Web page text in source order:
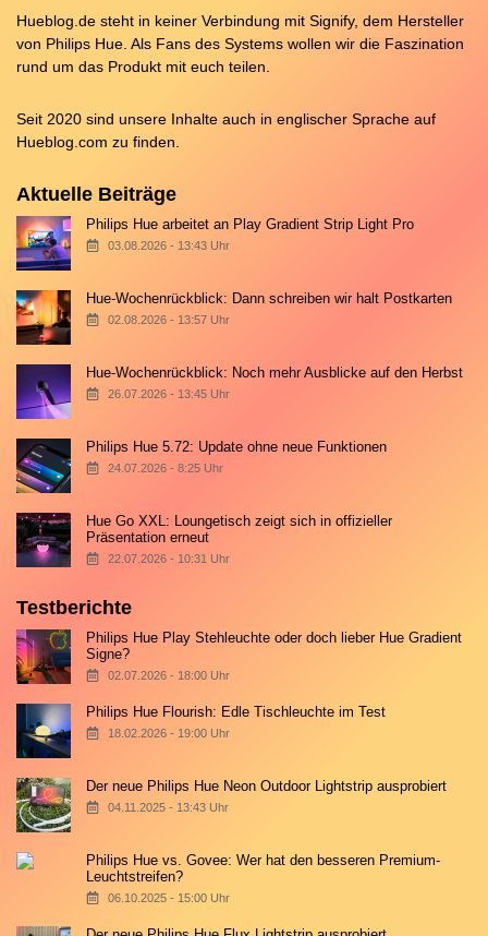
Hueblog.de steht in keiner Verbindung mit Signify, dem Hersteller
von Philips Hue. Als Fans des Systems wollen wir die Faszination
rund um das Produkt mit euch teilen.
Seit 2020 sind unsere Inhalte auch in englischer Sprache auf
Hueblog.com zu finden.
Aktuelle Beiträge
Philips Hue arbeitet an Play Gradient Strip Light Pro
03.08.2026 - 13:43 Uhr
Hue-Wochenrückblick: Dann schreiben wir halt Postkarten
02.08.2026 - 13:57 Uhr
Hue-Wochenrückblick: Noch mehr Ausblicke auf den Herbst
26.07.2026 - 13:45 Uhr
Philips Hue 5.72: Update ohne neue Funktionen
24.07.2026 - 8:25 Uhr
Hue Go XXL: Loungetisch zeigt sich in offizieller
Präsentation erneut
22.07.2026 - 10:31 Uhr
Testberichte
Philips Hue Play Stehleuchte oder doch lieber Hue Gradient
Signe?
02.07.2026 - 18:00 Uhr
Philips Hue Flourish: Edle Tischleuchte im Test
18.02.2026 - 19:00 Uhr
Der neue Philips Hue Neon Outdoor Lightstrip ausprobiert
04.11.2025 - 13:43 Uhr
Philips Hue vs. Govee: Wer hat den besseren Premium-
Leuchtstreifen?
06.10.2025 - 15:00 Uhr